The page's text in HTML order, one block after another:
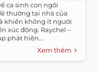
ca sinh con ngôi
thường tại nhà của
khiến không ít người
xúc động. Raychel –
phát hiện...
Xem thêm